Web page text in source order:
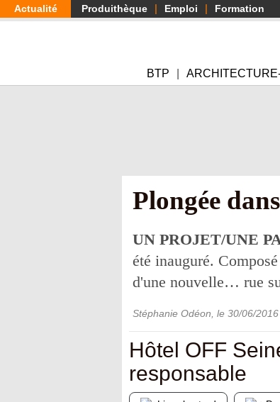
Aller
au
Actualité Produithèque Emploi Formation
BTP
Plongée
UN PROJET/UNE
été inauguré.
d'une nouvelle… rue
Stéphanie Odéon , le 30/06/2016
Hôtel OFF
responsable